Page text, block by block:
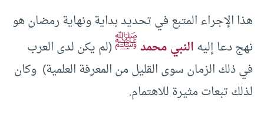
هذا الإجراء المتبع في تحديد بداية ونهاية رمضان هو
نهج دعا إليهالنبي محمدﷺ(لم يكن لدى العرب
في ذلك الزمان سوى القليل من المعرفة العلمية) وكان
لذلك تبعات مثيرة للاهتمام.